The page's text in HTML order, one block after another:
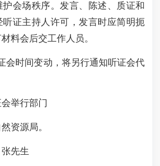
会场秩序。发言、陈述、质证和
听证主持人许可，发言时应简明扼
料会后交工作人员。
时间变动，将另行通知听证会代
举行部门
源局。
先生